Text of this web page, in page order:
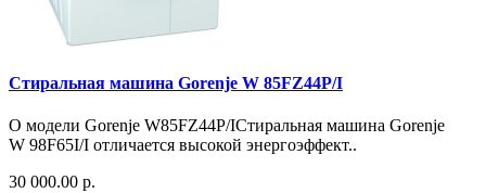
Стиральная машина Gorenje W 85FZ44P/I
О модели Gorenje W85FZ44P/IСтиральная машина Gorenje
W 98F65I/I отличается высокой энергоэффект..
30 000.00 р.